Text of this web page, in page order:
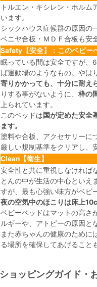
トルエン・キシレン・ホル
います。
シックハウス症候群の原因の
ベニヤ合板・ＭＤＦ合板も安
Safety【安全】：このベビー
眠っている間は安全ですが、
ば運動場のようなもの。やは
寄りかかっても、十分に耐え
りする事がないように、 枠の
上られています。
このベッドは国が定めた安全
ます。
塗料や合板、アクセサリーに
厳しい規制基準をクリアし、
Clean【衛生】
安全性と共に重視しなければ
とんの中が生活の中心といえ
すが、最も心強い味方がベビ
夜の空気中のほこりは床上
ベビーベッドはマットの高さ
ルギーや、アトピーの原因と
また赤ちゃんの健康のためには
る場所を確保してあげること
ショッピングガイド・